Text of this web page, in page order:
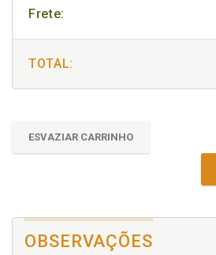
Frete:
TOTAL:
ESVAZIAR CARRINHO
OBSERVAÇÕES